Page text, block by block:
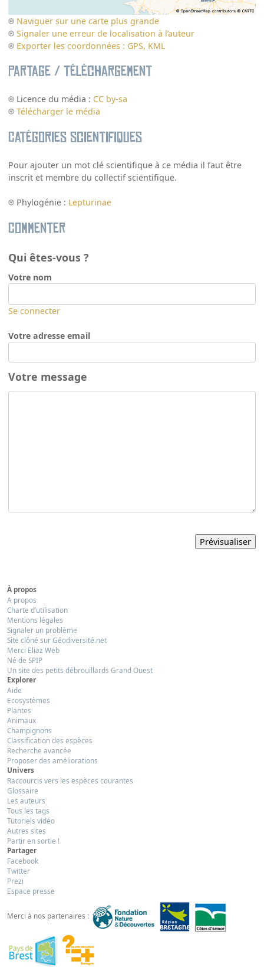
Naviguer sur une carte plus grande
Signaler une erreur de localisation à l’auteur
Exporter les coordonnées : GPS, KML
Partage / Téléchargement
Licence du média : CC by-sa
Télécharger le média
Catégories scientifiques
Pour ajouter un mot clé scientifique à ce média il faut être
inscrit et membre du collectif scientifique.
Phylogénie : Lepturinae
Commenter
Qui êtes-vous ?
Votre nom
Se connecter
Votre adresse email
Votre message
À propos
A propos
Charte d’utilisation
Mentions légales
Signaler un problème
Site clôné sur Géodiversité.net
Merci Eliaz Web
Né de SPIP
Un site des petits débrouillards Grand Ouest
Explorer
Aide
Ecosystèmes
Plantes
Animaux
Champignons
Classification des espèces
Recherche avancée
Proposer des améliorations
Univers
Raccourcis vers les espèces courantes
Glossaire
Les auteurs
Tous les tags
Tutoriels vidéo
Autres sites
Partir en sortie !
Partager
Facebook
Twitter
Prezi
Espace presse
Merci à nos partenaires :